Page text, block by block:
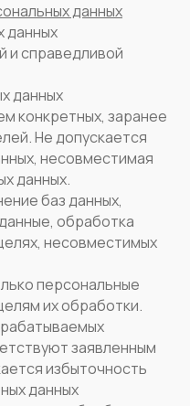
данных
данных
и справедливой
данных
конкретных, заранее
Не допускается
несовместимая
данных.
баз данных,
обработка
несовместимых
персональные
их обработки.
заявленным
избыточность
данных